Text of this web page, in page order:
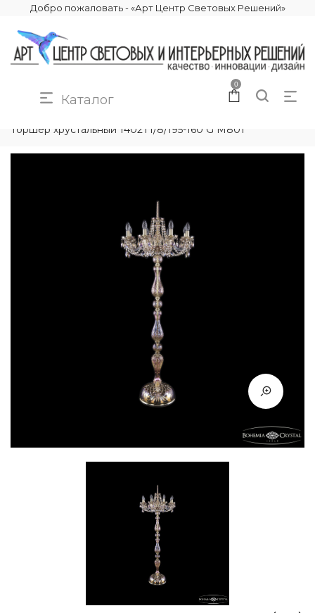
Добро пожаловать - «Арт Центр Световых Решений»
Каталог
0
Торшер хрустальный 1402T1/8/195-160 G M801